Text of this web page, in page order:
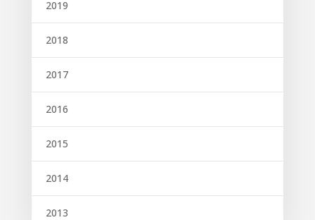
2019
2018
2017
2016
2015
2014
2013